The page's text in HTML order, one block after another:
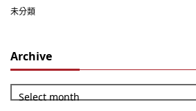
未分類
Archive
Select month